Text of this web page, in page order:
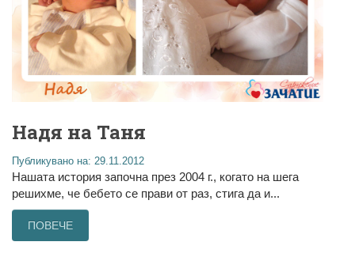
Надя на Таня
Публикувано на: 29.11.2012
Нашата история започна през 2004 г., когато на шега
решихме, че бебето се прави от раз, стига да и...
ПОВЕЧЕ